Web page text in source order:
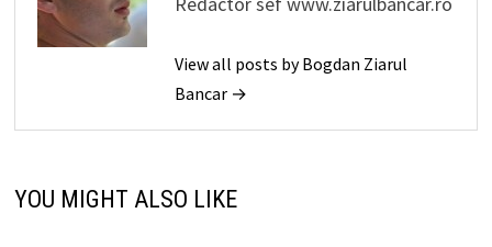
View all posts by Bogdan Ziarul
Bancar →
YOU MIGHT ALSO LIKE